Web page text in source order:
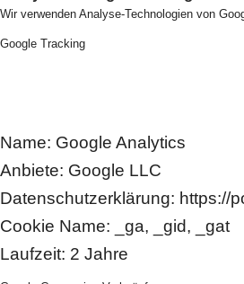
Wir verwenden Analyse-Technologien von
Google Tracking
Name: Google Analytics
Anbiete: Google LLC
Datenschutzerklärung: https://
Cookie Name: _ga, _gid, _gat
Laufzeit: 2 Jahre